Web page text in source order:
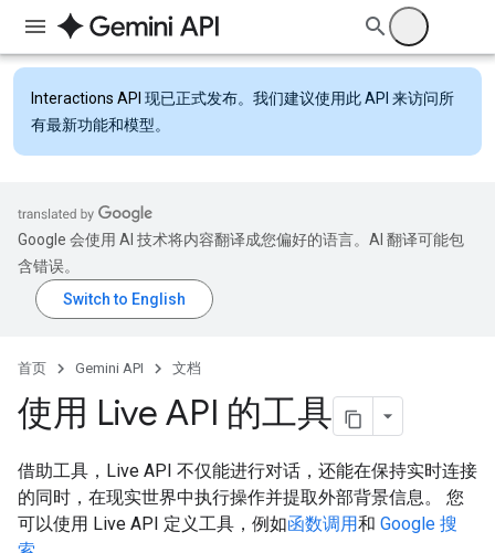
Interactions API 现已正式发布。我们建议使用此 API 来访问所
有最新功能和模型。
Google 会使用 AI 技术将内容翻译成您偏好的语言。AI 翻译可能包
含错误。
首页 Gemini API 文档
使用 Live API 的工具
借助工具，Live API 不仅能进行对话，还能在保持实时连接
的同时，在现实世界中执行操作并提取外部背景信息。 您
可以使用 Live API 定义工具，例如函数调用和 Google 搜